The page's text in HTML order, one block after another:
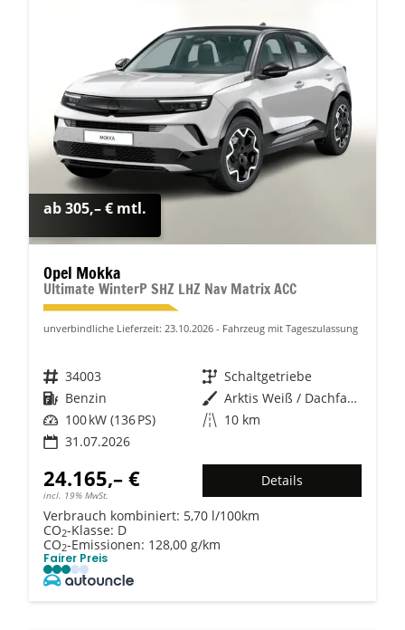
ab 305,– € mtl.
Opel Mokka
Ultimate WinterP SHZ LHZ Nav Matrix ACC
unverbindliche Lieferzeit: 23.10.2026 Fahrzeug mit Tageszulassung
Fahrzeugnr. 34003 Getriebe Schaltgetriebe
Kraftstoff Benzin Außenfarbe
Arktis Weiß / Dachfarbe schwarz
Leistung 100 kW (136 PS) Kilometerstand 10 km
31.07.2026
24.165,– €
incl. 19% MwSt.
Details
Verbrauch kombiniert: 5,70 l/100km
CO2-Klasse: D
CO2-Emissionen: 128,00 g/km
Fairer Preis